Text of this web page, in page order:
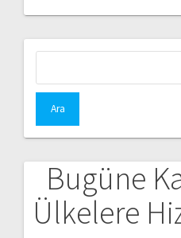
Bugüne
Ülkelere